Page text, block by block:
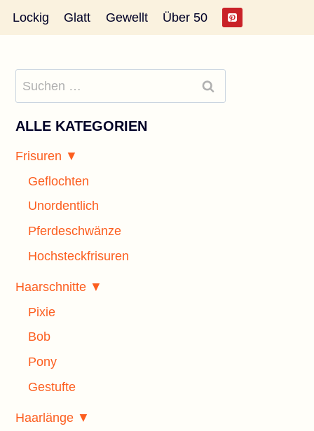
Lockig Glatt Gewellt Über 50
Suchen
nach:
ALLE KATEGORIEN
Frisuren ▼
Geflochten
Unordentlich
Pferdeschwänze
Hochsteckfrisuren
Haarschnitte ▼
Pixie
Bob
Pony
Gestufte
Haarlänge ▼